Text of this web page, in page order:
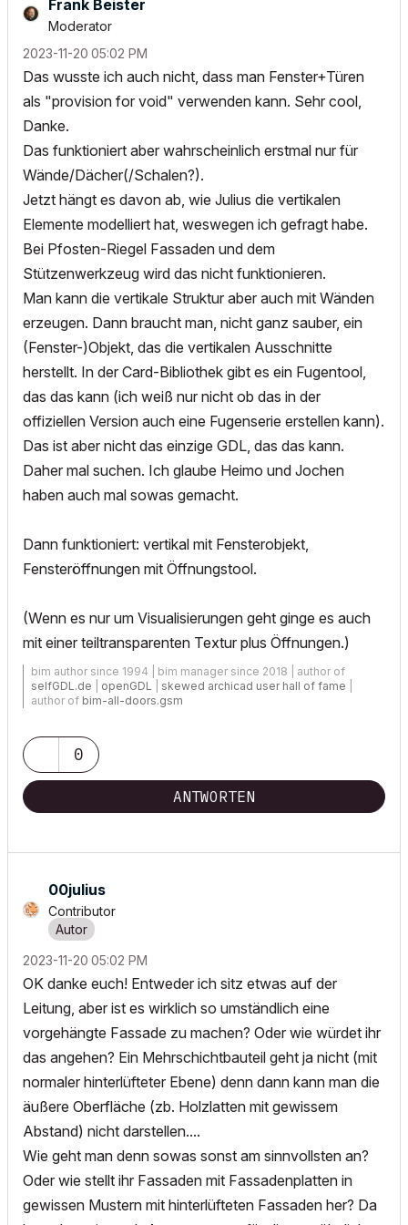
Frank Beister
Moderator
‎2023-11-20 05:02 PM
Das wusste ich auch nicht, dass man Fenster+Türen
als "provision for void" verwenden kann. Sehr cool,
Danke.
Das funktioniert aber wahrscheinlich erstmal nur für
Wände/Dächer(/Schalen?).
Jetzt hängt es davon ab, wie Julius die vertikalen
Elemente modelliert hat, weswegen ich gefragt habe.
Bei Pfosten-Riegel Fassaden und dem
Stützenwerkzeug wird das nicht funktionieren.
Man kann die vertikale Struktur aber auch mit Wänden
erzeugen. Dann braucht man, nicht ganz sauber, ein
(Fenster-)Objekt, das die vertikalen Ausschnitte
herstellt. In der Card-Bibliothek gibt es ein Fugentool,
das das kann (ich weiß nur nicht ob das in der
offiziellen Version auch eine Fugenserie erstellen kann).
Das ist aber nicht das einzige GDL, das das kann.
Daher mal suchen. Ich glaube Heimo und Jochen
haben auch mal sowas gemacht.
Dann funktioniert: vertikal mit Fensterobjekt,
Fensteröffnungen mit Öffnungstool.
(Wenn es nur um Visualisierungen geht ginge es auch
mit einer teiltransparenten Textur plus Öffnungen.)
bim author since 1994 | bim manager since 2018 | author of
selfGDL.de
openGDL skewed archicad user hall of fame
author of bim-all-doors.gsm
0
ANTWORTEN
00julius
Contributor
‎2023-11-20 05:02 PM
OK danke euch! Entweder ich sitz etwas auf der
Leitung, aber ist es wirklich so umständlich eine
vorgehängte Fassade zu machen? Oder wie würdet ihr
das angehen? Ein Mehrschichtbauteil geht ja nicht (mit
normaler hinterlüfteter Ebene) denn dann kann man die
äußere Oberfläche (zb. Holzlatten mit gewissem
Abstand) nicht darstellen....
Wie geht man denn sowas sonst am sinnvollsten an?
Oder wie stellt ihr Fassaden mit Fassadenplatten in
gewissen Mustern mit hinterlüfteten Fassaden her? Da